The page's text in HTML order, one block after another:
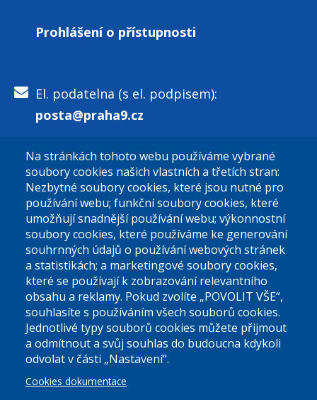
Prohlášení o přístupnosti
El. podatelna (s el. podpisem):
posta@praha9.cz
El. podatelna (bez el. podpisu):
podatelna@praha9.cz
Úřední dny:
Po a St: 08.00-12.00; 13.00-18.00
Úřední hodiny
Na stránkách tohoto webu používáme vybrané
soubory cookies našich vlastních a třetích stran:
Nezbytné soubory cookies, které jsou nutné pro
používání webu; funkční soubory cookies, které
umožňují snadnější používání webu; výkonnostní
soubory cookies, které používáme ke generování
souhrnných údajů o používání webových stránek
a statistikách; a marketingové soubory cookies,
které se používají k zobrazování relevantního
obsahu a reklamy. Pokud zvolíte „POVOLIT VŠE“,
souhlasíte s používáním všech souborů cookies.
Jednotlivé typy souborů cookies můžete přijmout
a odmítnout a svůj souhlas do budoucna kdykoli
odvolat v části „Nastavení“.
Cookies dokumentace